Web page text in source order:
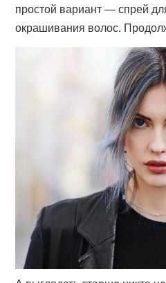
простой вариант — спрей
окрашивания волос.